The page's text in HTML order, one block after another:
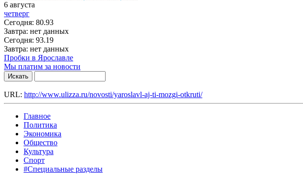
6 августа
четверг
Сегодня: 80.93
Завтра: нет данных
Сегодня: 93.19
Завтра: нет данных
Пробки в Ярославле
Мы платим за новости
URL: http://www.ulizza.ru/novosti/yaroslavl-aj-ti-mozgi-otkruti/
Главное
Политика
Экономика
Общество
Культура
Спорт
#Специальные разделы